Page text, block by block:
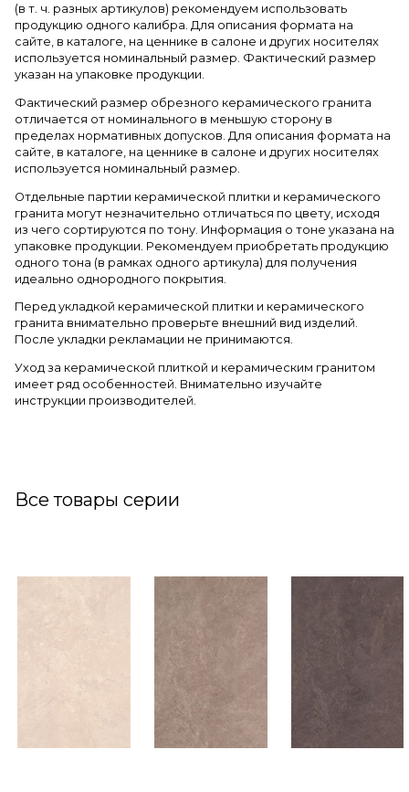
(в т. ч. разных артикулов) рекомендуем использовать
продукцию одного калибра. Для описания формата на
сайте, в каталоге, на ценнике в салоне и других носителях
используется номинальный размер. Фактический размер
указан на упаковке продукции.
Фактический размер обрезного керамического гранита
отличается от номинального в меньшую сторону в
пределах нормативных допусков. Для описания формата на
сайте, в каталоге, на ценнике в салоне и других носителях
используется номинальный размер.
Отдельные партии керамической плитки и керамического
гранита могут незначительно отличаться по цвету, исходя
из чего сортируются по тону. Информация о тоне указана на
упаковке продукции. Рекомендуем приобретать продукцию
одного тона (в рамках одного артикула) для получения
идеально однородного покрытия.
Перед укладкой керамической плитки и керамического
гранита внимательно проверьте внешний вид изделий.
После укладки рекламации не принимаются.
Уход за керамической плиткой и керамическим гранитом
имеет ряд особенностей. Внимательно изучайте
инструкции производителей.
Все товары серии